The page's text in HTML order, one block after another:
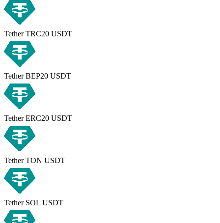
Tether TRC20 USDT
Tether BEP20 USDT
Tether ERC20 USDT
Tether TON USDT
Tether SOL USDT